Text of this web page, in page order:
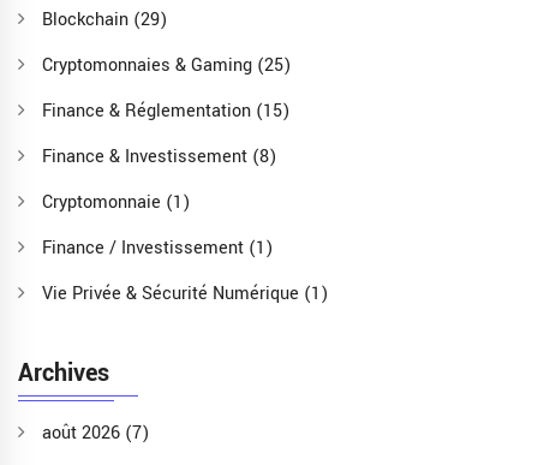
Blockchain (29)
Cryptomonnaies & Gaming (25)
Finance & Réglementation (15)
Finance & Investissement (8)
Cryptomonnaie (1)
Finance / Investissement (1)
Vie Privée & Sécurité Numérique (1)
Archives
août 2026 (7)